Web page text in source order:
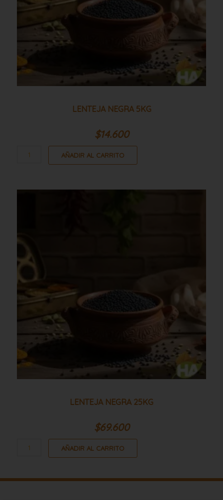
LENTEJA NEGRA 5KG
$14.600
AÑADIR AL CARRITO
LENTEJA NEGRA 25KG
$69.600
AÑADIR AL CARRITO